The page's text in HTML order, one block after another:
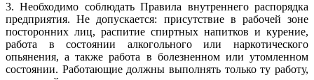
3. Необходимо соблюдать Правила внутреннего распорядка
предприятия. Не допускается: присутствие в рабочей зоне
посторонних лиц, распитие спиртных напитков и курение,
работа в состоянии алкогольного или наркотического
опьянения, а также работа в болезненном или утомленном
состоянии. Работающие должны выполнять только ту работу,